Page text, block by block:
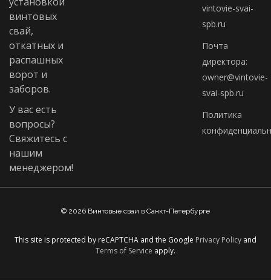
винтовых
свай,
откатных и
распашных
ворот и
заборов.
У вас есть
вопросы?
Свяжитесь с
нашим
менеджером!
vintovie-svai-
spb.ru
Почта
директора:
owner@vintovie-
svai-spb.ru
Политика
© 2026 Винтовые сваи в Санкт-Петербурге
This site is protected by reCAPTCHA and the Google Privacy Policy and
Terms of Service apply.